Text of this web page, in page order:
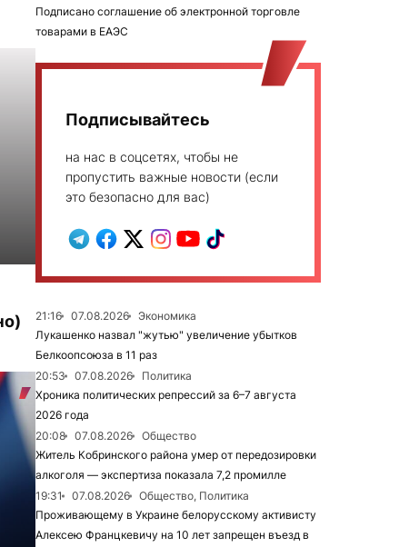
Подписано соглашение об электронной торговле
товарами в ЕАЭС
Подписывайтесь
на нас в соцсетях, чтобы не
пропустить важные новости (если
это безопасно для вас)
21:16 07.08.2026
Экономика
Лукашенко назвал "жутью" увеличение убытков
Белкоопсоюза в 11 раз
20:53
07.08.2026
Политика
Хроника политических репрессий за 6–7 августа
2026 года
20:08
07.08.2026
Общество
Житель Кобринского района умер от передозировки
алкоголя — экспертиза показала 7,2 промилле
19:31
07.08.2026
Общество, Политика
Проживающему в Украине белорусскому активисту
Алексею Францкевичу на 10 лет запрещен въезд в